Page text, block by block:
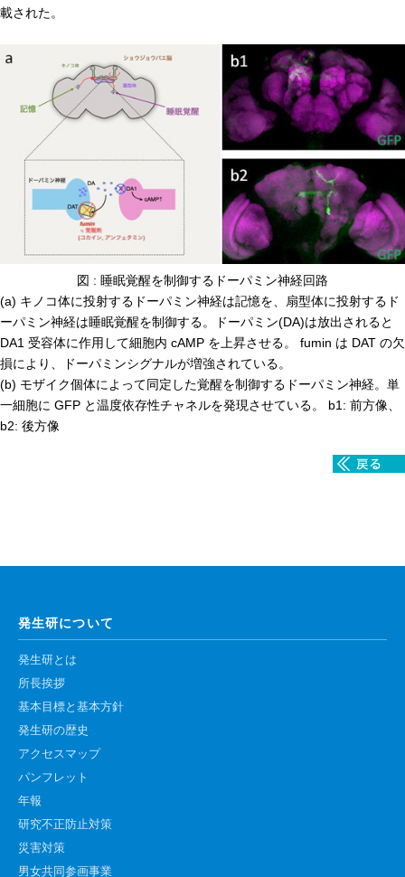
組織標本作製・HE染色
高速シーケンサー解析
顕微鏡・画像解析支援
共通実験室・培養室利用
バイオインフォマティクス
研究試料供給
In situ hybridization
予 約
共通機器予約
カンファレンス・ルーム予約
大判プリンター予約
載された。
図 : 睡眠覚醒を制御するドーパミン神経回路
(a) キノコ体に投射するドーパミン神経は記憶を、扇型体に投射するド
ーパミン神経は睡眠覚醒を制御する。ドーパミン(DA)は放出されると
DA1 受容体に作用して細胞内 cAMP を上昇させる。 fumin は DAT の欠
損により、ドーパミンシグナルが増強されている。
(b) モザイク個体によって同定した覚醒を制御するドーパミン神経。単
一細胞に GFP と温度依存性チャネルを発現させている。 b1: 前方像、
b2: 後方像
発生研について
発生研とは
所長挨拶
基本目標と基本方針
発生研の歴史
アクセスマップ
パンフレット
年報
研究不正防止対策
災害対策
男女共同参画事業